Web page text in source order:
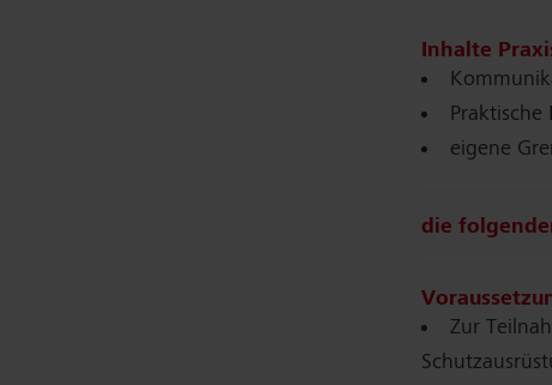
Inhalte
Praktische
eigene
die
Zur